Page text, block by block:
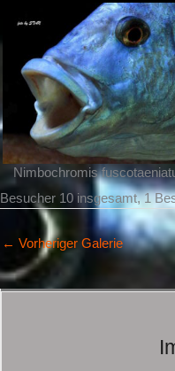
Nimbochromis
Besucher 10 insgesamt, 1
← Vorheriger Galerie